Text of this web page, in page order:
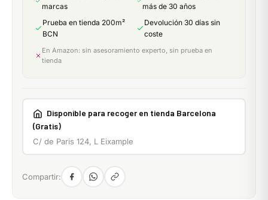
marcas
más de 30 años
Prueba en tienda 200m²
BCN
Devolución 30 días sin
coste
En Amazon: sin asesoramiento experto, sin prueba en
tienda
Disponible para recoger en tienda Barcelona
(Gratis)
C/ de Paris 124, L Eixample
Compartir: